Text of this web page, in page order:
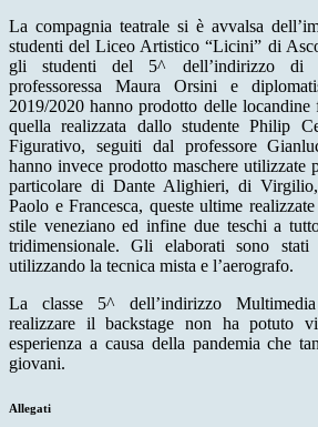
La compagnia teatrale si è avvalsa
studenti del Liceo Artistico “Licini” di
gli studenti del 5^ dell’indirizzo di
professoressa Maura Orsini e
2019/2020 hanno prodotto delle locandine
quella realizzata dallo studente Philip
Figurativo, seguiti dal professore
hanno invece prodotto maschere utilizzate
particolare di Dante Alighieri, di
Paolo e Francesca, queste ultime
stile veneziano ed infine due teschi a
tridimensionale. Gli elaborati sono stati
utilizzando la tecnica mista e l’aerografo.
La classe 5^ dell’indirizzo
realizzare il backstage non ha potuto
esperienza a causa della pandemia che
giovani.
Allegati